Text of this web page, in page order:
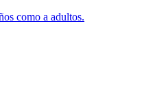
como a adultos.